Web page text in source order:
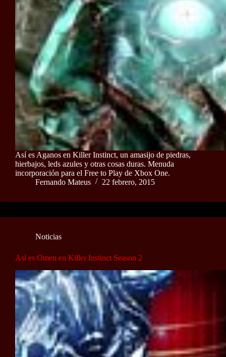
Así es Aganos en Killer Instinct, un amasijo de piedras,
hierbajos, leds azules y otras cosas duras. Menuda
incorporación para el Free to Play de Xbox One.
Fernando Mateus
22 febrero, 2015
Noticias
Así es Omen en Killer Instinct Season 2